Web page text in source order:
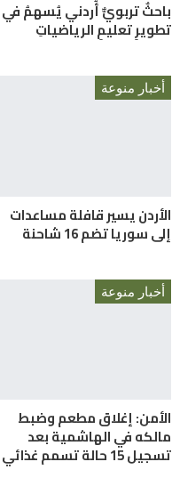
باحثٌ تربويٌّ أُردني يُسهمُ في
تطويرِ تعليمِ الرياضياتِ
أخبار منوعة
الأردن يسير قافلة مساعدات
إلى سوريا تضم 16 شاحنة
أخبار منوعة
الأمن: إغلاق مطعم وضبط
مالكه في الهاشمية بعد
تسجيل 15 حالة تسمم غذائي